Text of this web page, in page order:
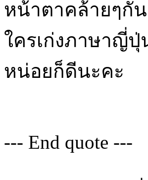
หน้าตาคล้ายๆกั
ใครเก่งภาษาญี่ปุ่
หน่อยก็ดีนะคะ
--- End quote ---